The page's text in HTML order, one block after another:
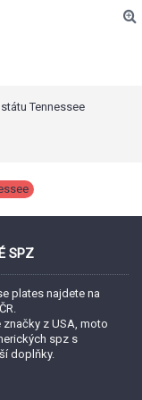
Tennessee
SPZ
plates najdete na
z USA, moto
spz s
doplňky.